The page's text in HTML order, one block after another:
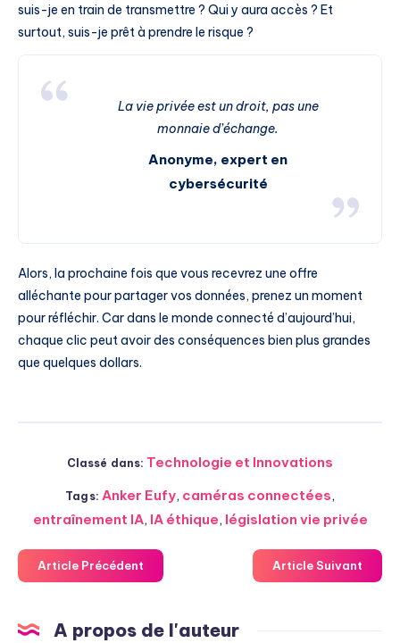
suis-je en train de transmettre ? Qui y aura accès ? Et
surtout, suis-je prêt à prendre le risque ?
La vie privée est un droit, pas une
monnaie d’échange.
Anonyme, expert en
cybersécurité
Alors, la prochaine fois que vous recevrez une offre
alléchante pour partager vos données, prenez un moment
pour réfléchir. Car dans le monde connecté d’aujourd’hui,
chaque clic peut avoir des conséquences bien plus grandes
que quelques dollars.
Classé dans: Technologie et Innovations
Tags: Anker Eufy, caméras connectées,
entraînement IA, IA éthique, législation vie privée
Article Précédent Article Suivant
A propos de l'auteur